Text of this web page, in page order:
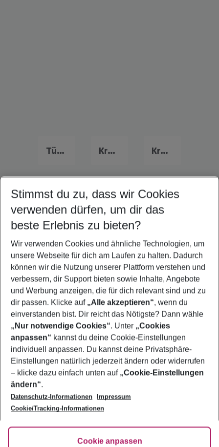
Türkei Familienurlaub Kreta Familienurlaub Kroatien Familienurlaub
Quicklinks
Frübucher Angebote Girne für 2026
Pauschalreisen Girne
Flug & Hotel Girne
Last Minute Girne
Urlaub Girne
Footer
Footer navigation
Über uns
AGB
Bestpreisgarantie
Cookie-Einstellungen ändern
Cookie-Richtlinie
Agenturbetreuung
Barrierefreies Reisen
HanseMerkur Reiseversicherung
Folge uns
Stimmst du zu, dass wir Cookies
verwenden dürfen, um dir das
beste Erlebnis zu bieten?
Wir verwenden Cookies und ähnliche Technologien, um
unsere Webseite für dich am Laufen zu halten. Dadurch
können wir die Nutzung unserer Plattform verstehen und
verbessern, dir Support bieten sowie Inhalte, Angebote
und Werbung anzeigen, die für dich relevant sind und zu
dir passen. Klicke auf „Alle akzeptieren“, wenn du
einverstanden bist. Dir reicht das Nötigste? Dann wähle
„Nur notwendige Cookies“. Unter „Cookies
anpassen“ kannst du deine Cookie-Einstellungen
individuell anpassen. Du kannst deine Privatsphäre-
Einstellungen natürlich jederzeit ändern oder widerrufen
– klicke dazu einfach unten auf „Cookie-Einstellungen
ändern“.
Datenschutz-Informationen
Impressum
Cookie/Tracking-Informationen
Cookie anpassen